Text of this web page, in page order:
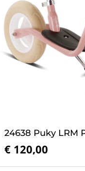
24638 Puky LRM
€120,00